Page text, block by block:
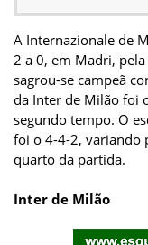
A Internazionale de
2 a 0, em Madri,
sagrou-se campeã
da Inter de Milão foi
segundo tempo. O
foi o 4-4-2, variando
quarto da partida.
Inter de Milão